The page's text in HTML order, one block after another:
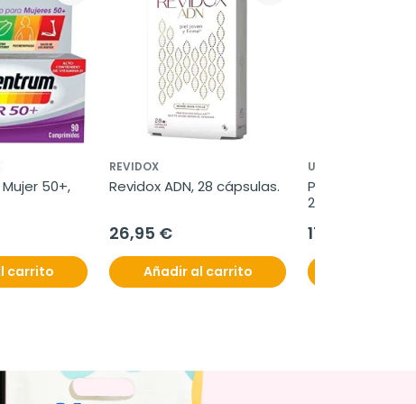
50+,
carrito
REVIDOX
Revidox ADN, 28 cápsulas.
26,95 €
Añadir al carrito
UNIPHARMA
Pirotex DS
200ml.
17,50 €